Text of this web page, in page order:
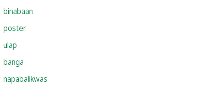
binabaan
poster
ulap
banga
napabalikwas